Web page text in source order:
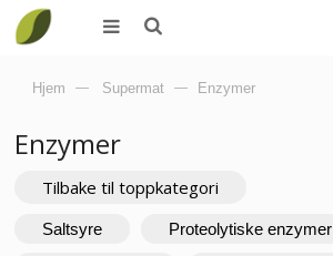
Hjem — Supermat — Enzymer
Enzymer
Tilbake til toppkategori
Saltsyre Proteolytiske enzymer